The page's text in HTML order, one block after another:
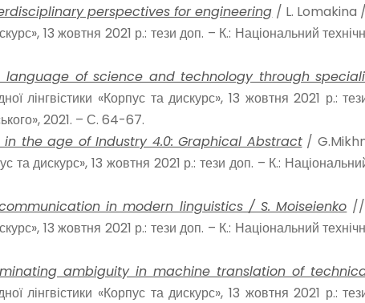
perspectives for engineering / L. Lomakina
13 жовтня 2021 р.: тези доп. – К.: Національний
language of science and technology through
лінгвістики «Корпус та дискурс», 13 жовтня 2021 р.:
2021. – С. 64-67.
the age of Industry 4.0: Graphical Abstract/
та дискурс», 13 жовтня 2021 р.: тези доп. – К.:
in modern linguistics / S. Moiseienko //
13 жовтня 2021 р.: тези доп. – К.: Національний
ambiguity in machine translation of
лінгвістики «Корпус та дискурс», 13 жовтня 2021 р.: